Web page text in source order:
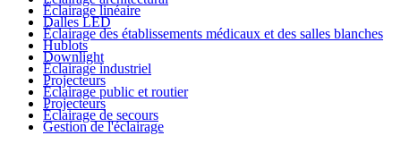
Éclairage linéaire
Dalles LED
Éclairage des établissements médicaux et des salles blanches
Hublots
Downlight
Éclairage industriel
Projecteurs
Éclairage public et routier
Projecteurs
Éclairage de secours
Gestion de l'éclairage